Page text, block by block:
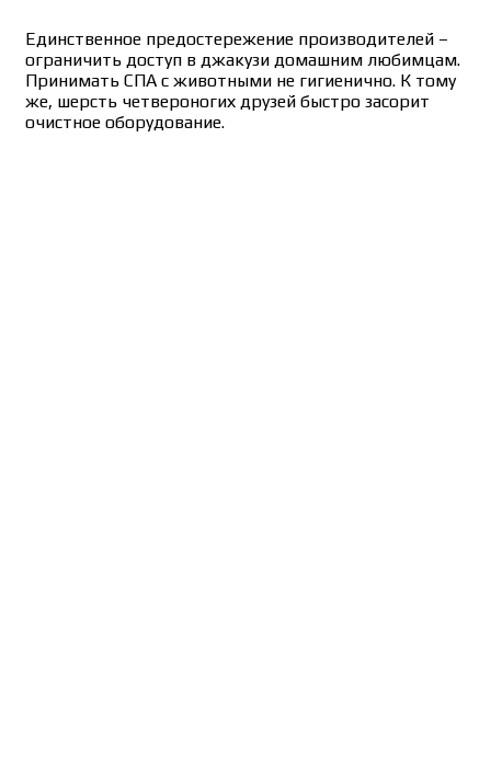
Единственное предостережение производителей –
ограничить доступ в джакузи домашним любимцам.
Принимать СПА с животными не гигиенично. К тому
же, шерсть четвероногих друзей быстро засорит
очистное оборудование.